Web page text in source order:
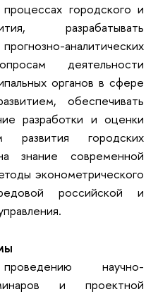
городского и
разрабатывать
аналитических
деятельности
органов в сфере
обеспечивать
разработки и оценки
городских
знание современной
эконометрического
российской и
научно-
и проектной